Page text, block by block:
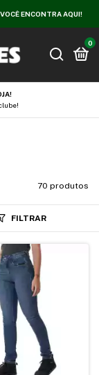
ENCONTRA AQUI!
0
70 produtos
FILTRAR